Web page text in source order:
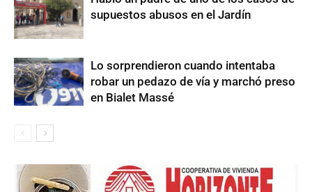
supuestos abusos en el Jardín
Lo sorprendieron cuando intentaba
robar un pedazo de vía y marchó preso
en Bialet Massé